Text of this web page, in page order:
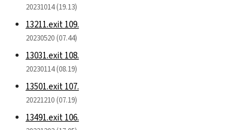
20231014 (19.13)
13211.exit 109.
20230520 (07.44)
13031.exit 108.
20230114 (08.19)
13501.exit 107.
20221210 (07.19)
13491.exit 106.